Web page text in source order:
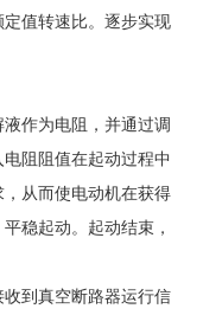
值转速比。逐步实现
作为电阻，并通过调
阻阻值在起动过程中
从而使电动机在获得
稳起动。起动结束，
到真空断路器运行信